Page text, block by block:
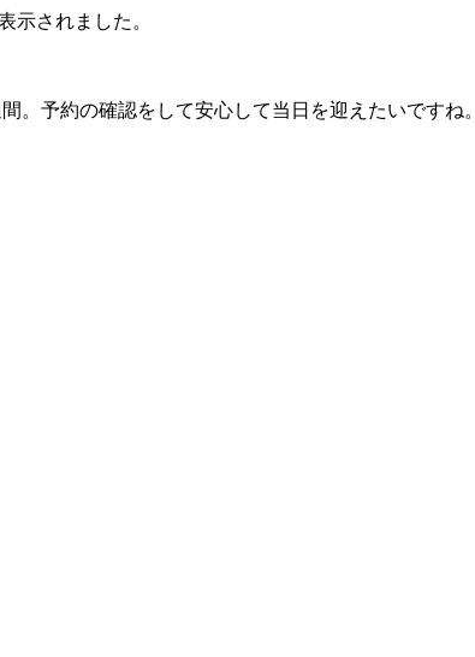
示されました。
。予約の確認をして安心して当日を迎えたいですね。